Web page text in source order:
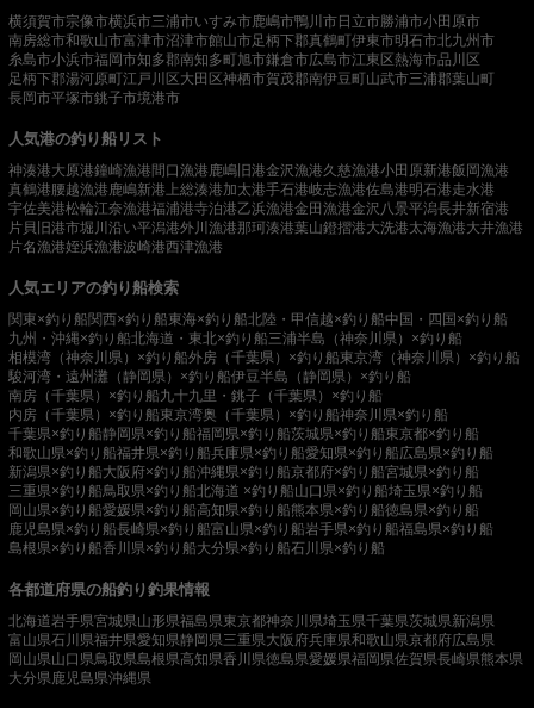
横須賀市宗像市横浜市三浦市いすみ市鹿嶋市鴨川市日立市勝浦市小田原市
南房総市和歌山市富津市沼津市館山市足柄下郡真鶴町伊東市明石市北九州市
糸島市小浜市福岡市知多郡南知多町旭市鎌倉市広島市江東区熱海市品川区
足柄下郡湯河原町江戸川区大田区神栖市賀茂郡南伊豆町山武市三浦郡葉山町
長岡市平塚市銚子市境港市
人気港の釣り船リスト
神湊港大原港鐘崎漁港間口漁港 鹿嶋旧港金沢漁港久慈漁港小田原新港飯岡漁港
真鶴港腰越漁港 鹿嶋新港 上総湊港加太港手石港岐志漁港佐島港明石港走水港
宇佐美港松輪江奈漁港福浦港寺泊港乙浜漁港金田漁港金沢八景平潟長井新宿港
片貝旧港市堀川沿い平潟港外川漁港那珂湊港葉山鐙摺港大洗港太海漁港大井漁港
片名漁港姪浜漁港波崎港西津漁港
人気エリアの釣り船検索
関東×釣り船関西×釣り船東海×釣り船北陸・甲信越×釣り船中国・四国×釣り船
九州・沖縄×釣り船北海道・東北×釣り船三浦半島（神奈川県）×釣り船
相模湾（神奈川県）×釣り船外房（千葉県）×釣り船東京湾（神奈川県）×釣り船
駿河湾・遠州灘（静岡県）×釣り船伊豆半島（静岡県）×釣り船
南房（千葉県）×釣り船九十九里・銚子（千葉県）×釣り船
内房（千葉県）×釣り船東京湾奥（千葉県）×釣り船神奈川県×釣り船
千葉県×釣り船静岡県×釣り船福岡県×釣り船茨城県×釣り船東京都×釣り船
和歌山県×釣り船福井県×釣り船兵庫県×釣り船愛知県×釣り船広島県×釣り船
新潟県×釣り船大阪府×釣り船沖縄県×釣り船京都府×釣り船宮城県×釣り船
三重県×釣り船鳥取県×釣り船北海道 ×釣り船山口県×釣り船埼玉県×釣り船
岡山県×釣り船愛媛県×釣り船高知県×釣り船熊本県×釣り船徳島県×釣り船
鹿児島県×釣り船長崎県×釣り船富山県×釣り船岩手県×釣り船福島県×釣り船
島根県×釣り船香川県×釣り船大分県×釣り船石川県×釣り船
各都道府県の船釣り釣果情報
北海道岩手県宮城県山形県福島県東京都神奈川県埼玉県千葉県茨城県新潟県
富山県石川県福井県愛知県静岡県三重県大阪府兵庫県和歌山県京都府広島県
岡山県山口県鳥取県島根県高知県香川県徳島県愛媛県福岡県佐賀県長崎県熊本県
大分県 鹿児島県沖縄県